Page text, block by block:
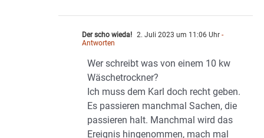
Der scho wieda! 2. Juli 2023 um 11:06 Uhr -
Antworten
Wer schreibt was von einem 10 kw
Wäschetrockner?
Ich muss dem Karl doch recht geben.
Es passieren manchmal Sachen, die
passieren halt. Manchmal wird das
Ereignis hingenommen, mach mal